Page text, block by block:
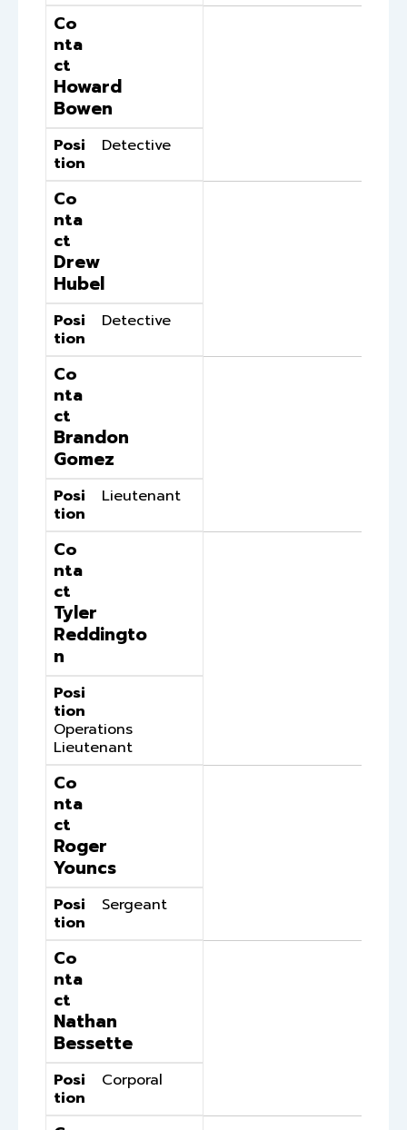
Co
nta
ct
Howard
Bowen
Posi
tion
Detective
Co
nta
ct
Drew
Hubel
Posi
tion
Detective
Co
nta
ct
Brandon
Gomez
Posi
tion
Lieutenant
Co
nta
ct
Tyler
Reddingto
n
Posi
tion
Operations
Lieutenant
Co
nta
ct
Roger
Youncs
Posi
tion
Sergeant
Co
nta
ct
Nathan
Bessette
Posi
tion
Corporal